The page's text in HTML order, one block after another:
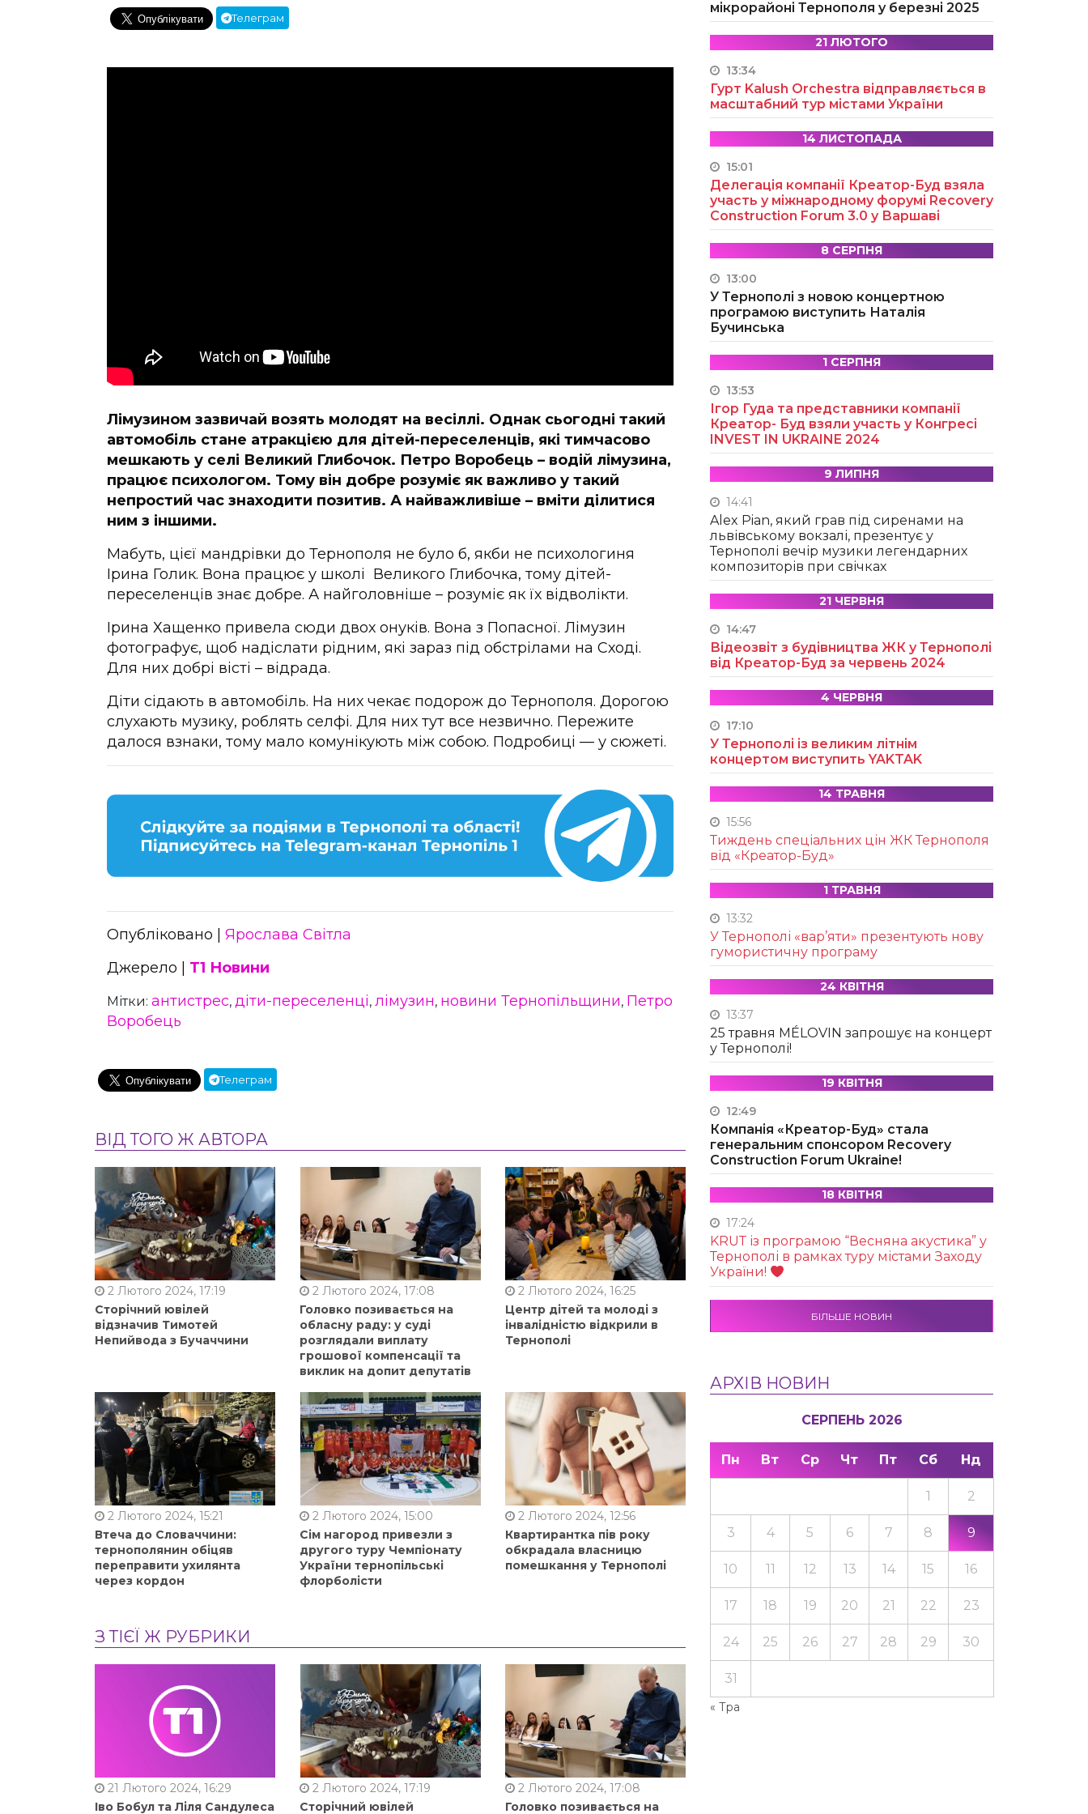
Телеграм
Лімузином зазвичай возять молодят на весіллі. Однак сьогодні такий
автомобіль стане атракцією для дітей-переселенців, які тимчасово
мешкають у селі Великий Глибочок. Петро Воробець – водій лімузина,
працює психологом. Тому він добре розуміє як важливо у такий
непростий час знаходити позитив. А найважливіше – вміти ділитися
ним з іншими.
Мабуть, цієї мандрівки до Тернополя не було б, якби не психологиня
Ірина Голик. Вона працює у школі Великого Глибочка, тому дітей-
переселенців знає добре. А найголовніше – розуміє як їх відволікти.
Ірина Хащенко привела сюди двох онуків. Вона з Попасної. Лімузин
фотографує, щоб надіслати рідним, які зараз під обстрілами на Сході.
Для них добрі вісті – відрада.
Діти сідають в автомобіль. На них чекає подорож до Тернополя. Дорогою
слухають музику, роблять селфі. Для них тут все незвично. Пережите
далося взнаки, тому мало комунікують між собою. Подробиці — у сюжеті.
Опубліковано | Ярослава Світла
Джерело | Т1 Новини
Мітки: антистрес, діти-переселенці, лімузин, новини Тернопільщини, Петро
Воробець
Телеграм
ВІД ТОГО Ж АВТОРА
2 Лютого 2024, 17:19
Сторічний ювілей
відзначив Тимотей
Непийвода з Бучаччини
2 Лютого 2024, 17:08
Головко позивається на
обласну раду: у суді
розглядали виплату
грошової компенсації та
виклик на допит депутатів
2 Лютого 2024, 16:25
Центр дітей та молоді з
інвалідністю відкрили в
Тернополі
2 Лютого 2024, 15:21
Втеча до Словаччини:
тернополянин обіцяв
переправити ухилянта
через кордон
2 Лютого 2024, 15:00
Сім нагород привезли з
другого туру Чемпіонату
України тернопільські
флорболісти
2 Лютого 2024, 12:56
Квартирантка пів року
обкрадала власницю
помешкання у Тернополі
З ТІЄЇ Ж РУБРИКИ
21 Лютого 2024, 16:29
Іво Бобул та Ліля Сандулеса
2 Лютого 2024, 17:19
Сторічний ювілей
2 Лютого 2024, 17:08
Головко позивається на
мікрорайоні Тернополя у березні 2025
21 ЛЮТОГО
13:34
Гурт Kalush Orchestra відправляється в
масштабний тур містами України
14 ЛИСТОПАДА
15:01
Делегація компанії Креатор-Буд взяла
участь у міжнародному форумі Recovery
Construction Forum 3.0 у Варшаві
8 СЕРПНЯ
13:00
У Тернополі з новою концертною
програмою виступить Наталія
Бучинська
1 СЕРПНЯ
13:53
Ігор Гуда та представники компанії
Креатор- Буд взяли участь у Конгресі
INVEST IN UKRAINE 2024
9 ЛИПНЯ
14:41
Alex Pian, який грав під сиренами на
львівському вокзалі, презентує у
Тернополі вечір музики легендарних
композиторів при свічках
21 ЧЕРВНЯ
14:47
Відеозвіт з будівництва ЖК у Тернополі
від Креатор-Буд за червень 2024
4 ЧЕРВНЯ
17:10
У Тернополі із великим літнім
концертом виступить YAKTAK
14 ТРАВНЯ
15:56
Тиждень спеціальних цін ЖК Тернополя
від «Креатор-Буд»
1 ТРАВНЯ
13:32
У Тернополі «вар’яти» презентують нову
гумористичну програму
24 КВІТНЯ
13:37
25 травня MÉLOVIN запрошує на концерт
у Тернополі!
19 КВІТНЯ
12:49
Компанія «Креатор-Буд» стала
генеральним спонсором Recovery
Construction Forum Ukraine!
18 КВІТНЯ
17:24
KRUТ із програмою “Весняна акустика” у
Тернополі в рамках туру містами Заходу
України!
БІЛЬШЕ НОВИН
АРХІВ НОВИН
СЕРПЕНЬ 2026
Пн Вт Ср Чт Пт Сб Нд
« Тра
1 2
3 4 5 6 7 8 9
10 11 12 13 14 15 16
17 18 19 20 21 22 23
24 25 26 27 28 29 30
31